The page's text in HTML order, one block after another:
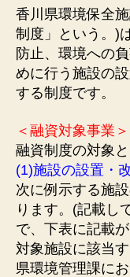
香川県環境保全
制度」という。)
防止、環境への
めに行う施設の
する制度です。
＜融資対象事業＞
融資制度の対象
(1)施設の設置・
次に例示する施
ります。(記載し
で、下表に記載
対象施設に該当
県環境管理課に